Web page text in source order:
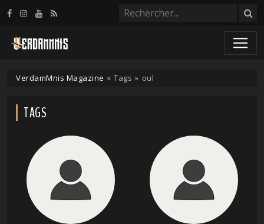
VerdamMnis Magazine » Tags » oul
TAGS
Panneau de gestion des cookies